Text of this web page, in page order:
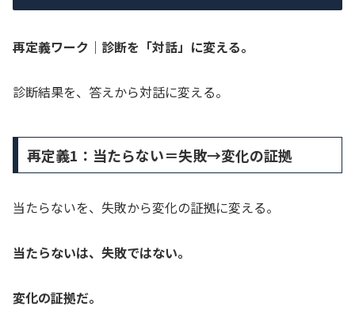
再定義ワーク｜診断を「対話」に変える。
診断結果を、答えから対話に変える。
再定義1：当たらない＝失敗→変化の証拠
当たらないを、失敗から変化の証拠に変える。
当たらないは、失敗ではない。
変化の証拠だ。